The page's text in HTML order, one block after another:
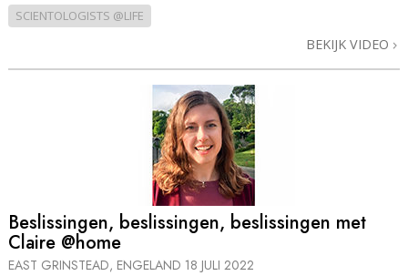
SCIENTOLOGISTS @LIFE
BEKIJK VIDEO
Beslissingen, beslissingen, beslissingen met
Claire @home
EAST GRINSTEAD, ENGELAND 18 JULI 2022